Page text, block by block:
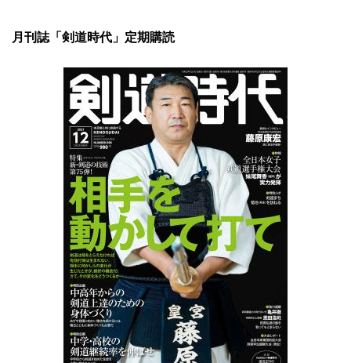
月刊誌「剣道時代」定期購読